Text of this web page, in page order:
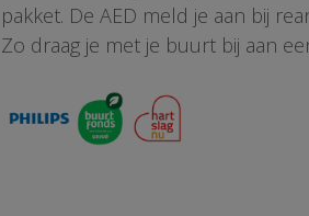
pakket. De AED meld je aan bij
Zo draag je met je buurt bij aan